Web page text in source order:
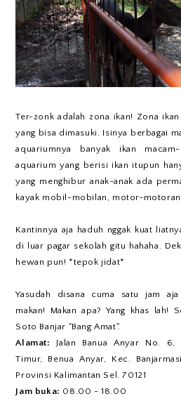
Ter-zonk adalah zona ikan! Zona
yang bisa dimasuki. Isinya berbagai
aquariumnya banyak ikan
aquarium yang berisi ikan itupun
yang menghibur anak-anak ada
kayak mobil-mobilan, motor-
Kantinnya aja haduh nggak kuat
di luar pagar sekolah gitu hahaha.
hewan pun! *tepok jidat*
Yasudah disana cuma satu jam
makan! Makan apa? Yang khas lah!
Soto Banjar "Bang Amat".
Alamat: Jalan Banua Anyar No. 6,
Timur, Benua Anyar, Kec.
Provinsi Kalimantan Sel. 70121
Jam buka: 08.00 - 18.00